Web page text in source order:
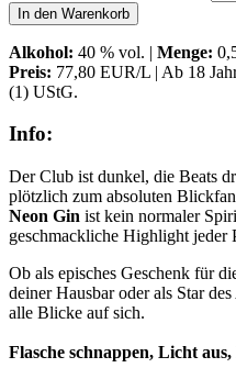
In den Warenkorb
Alkohol: 40 % vol. | Menge:
Preis: 77,80 EUR/L | Ab 18
(1) UStG.
Info:
Der Club ist dunkel, die Beats
plötzlich zum absoluten
Neon Gin ist kein normaler
geschmackliche Highlight jeder
Ob als episches Geschenk für
deiner Hausbar oder als Star
alle Blicke auf sich.
Flasche schnappen, Licht aus,